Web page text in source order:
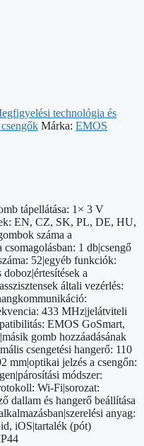
technológia és
Márka: EMOS
tápellátása: 1× 3 V
EN, CZ, SK, PL, DE, HU,
száma a
1 db|csengő
52|egyéb funkciók:
a
általi vezérlés:
433 MHz|jelátviteli
EMOS GoSmart,
gomb hozzáadásának
csengetési hangerő: 110
mm|optikai jelzés a csengőn:
módszer:
Wi-Fi|sorozat:
dallam és hangerő beállítása
anyag:
iOS|tartalék (pót)